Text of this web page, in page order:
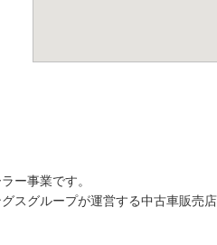
ー事業です。
スグループが運営する中古車販売